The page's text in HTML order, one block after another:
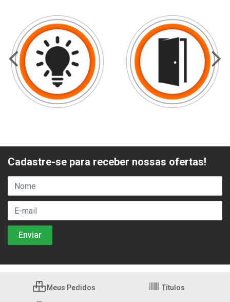
Cadastre-se para receber nossas ofertas!
Meus Pedidos Títulos